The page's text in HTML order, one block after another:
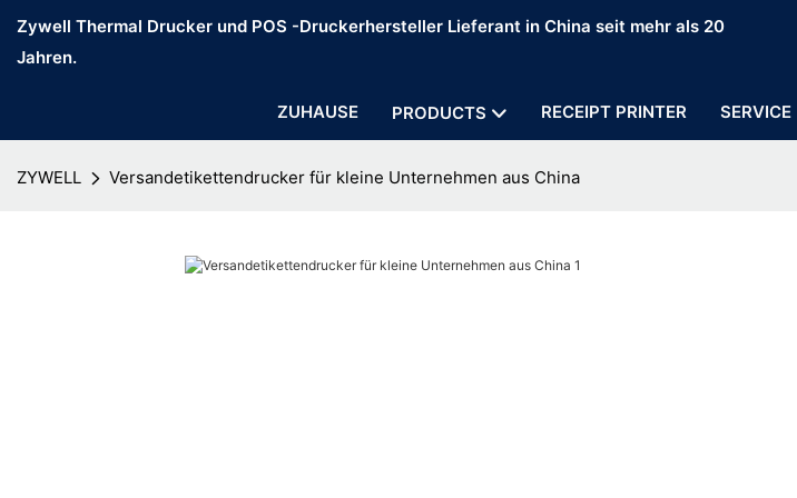
Zywell Thermal Drucker und POS -Druckerhersteller Lieferant in China seit mehr als 20
Jahren.
ZUHAUSE PRODUCTS RECEIPT PRINTER SERVICE
ZYWELL Versandetikettendrucker für kleine Unternehmen aus China